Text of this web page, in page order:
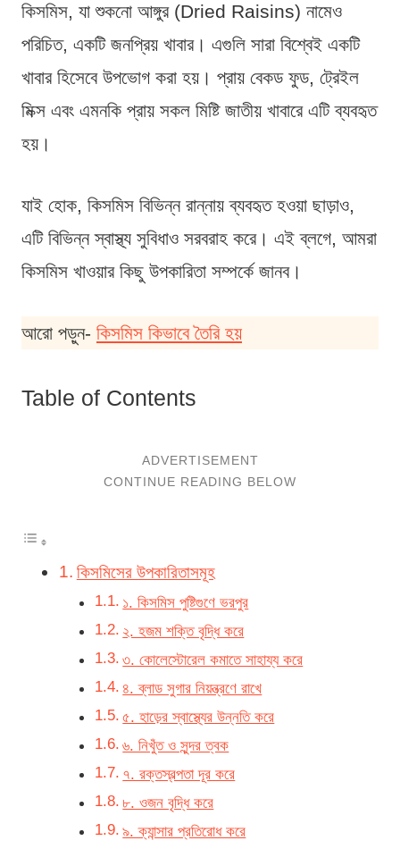
কিসমিস, যা শুকনো আঙ্গুর (Dried Raisins) নামেও
পরিচিত, একটি জনপ্রিয় খাবার। এগুলি সারা বিশ্বেই একটি
খাবার হিসেবে উপভোগ করা হয়। প্রায় বেকড ফুড, ট্রেইল
মিক্স এবং এমনকি প্রায় সকল মিষ্টি জাতীয় খাবারে এটি ব্যবহৃত
হয়।
যাই হোক, কিসমিস বিভিন্ন রান্নায় ব্যবহৃত হওয়া ছাড়াও,
এটি বিভিন্ন স্বাস্থ্য সুবিধাও সরবরাহ করে। এই ব্লগে, আমরা
কিসমিস খাওয়ার কিছু উপকারিতা সম্পর্কে জানব।
আরো পড়ুন- কিসমিস কিভাবে তৈরি হয়
Table of Contents
কিসমিসের উপকারিতাসমূহ
১. কিসমিস পুষ্টিগুণে ভরপুর
২. হজম শক্তি বৃদ্ধি করে
৩. কোলেস্টোরেল কমাতে সাহায্য করে
৪. ব্লাড সুগার নিয়ন্ত্রণে রাখে
৫. হাড়ের স্বাস্থ্যের উন্নতি করে
৬. নিখুঁত ও সুন্দর ত্বক
৭. রক্তস্বল্পতা দূর করে
৮. ওজন বৃদ্ধি করে
৯. ক্যান্সার প্রতিরোধ করে